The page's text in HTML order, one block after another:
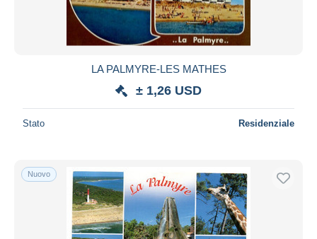
LA PALMYRE-LES MATHES
± 1,26 USD
Stato Residenziale
Nuovo